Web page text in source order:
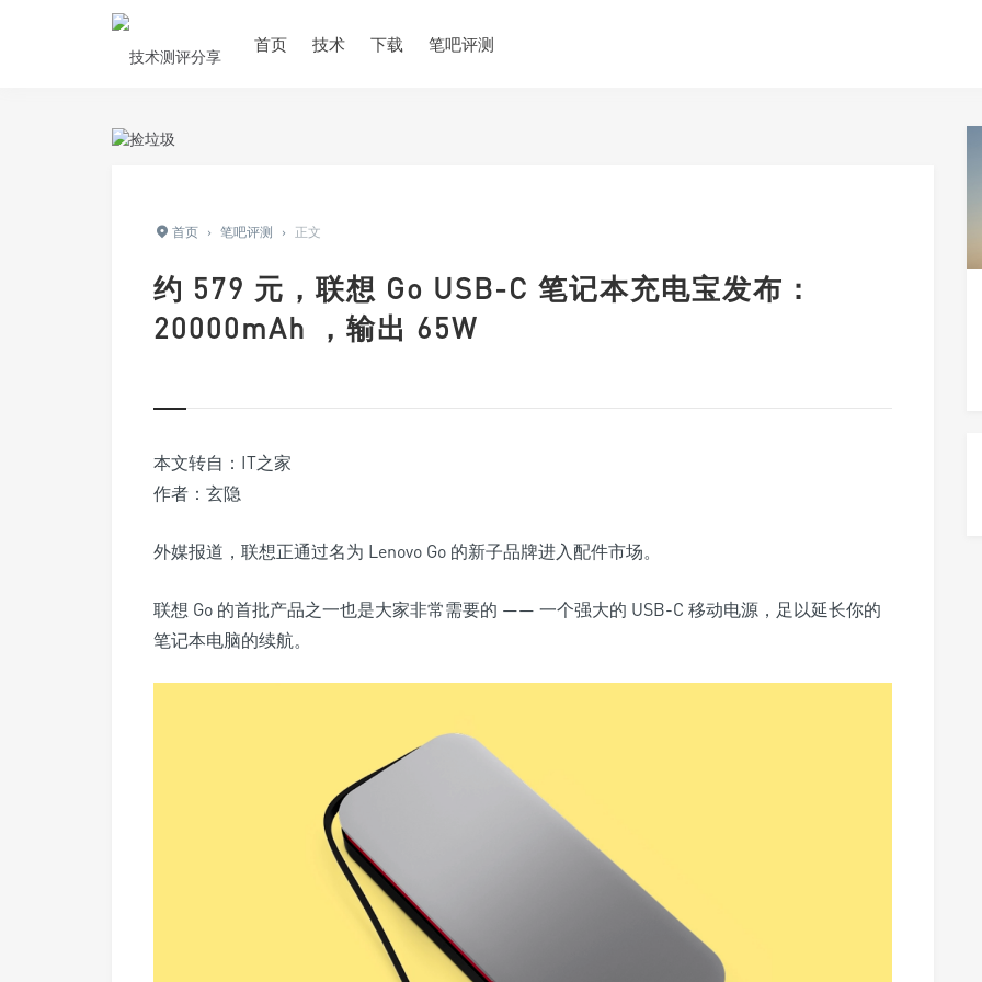
首页 技术 下载 笔吧评测
首页 › 笔吧评测 › 正文
约 579 元，联想 Go USB-C 笔记本充电宝发布：
20000mAh ，输出 65W
本文转自：IT之家
作者：玄隐
外媒报道，联想正通过名为 Lenovo Go 的新子品牌进入配件市场。
联想 Go 的首批产品之一也是大家非常需要的 —— 一个强大的 USB-C 移动电源，足以延长你的
笔记本电脑的续航。